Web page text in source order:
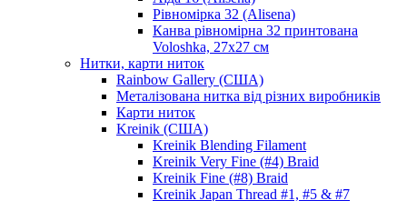
Рівномірка 32 (Alisena)
Канва рівномірна 32 принтована
Voloshka, 27х27 см
Нитки, карти ниток
Rainbow Gallery (США)
Металізована нитка від різних виробників
Карти ниток
Kreinik (США)
Kreinik Blending Filament
Kreinik Very Fine (#4) Braid
Kreinik Fine (#8) Braid
Kreinik Japan Thread #1, #5 & #7